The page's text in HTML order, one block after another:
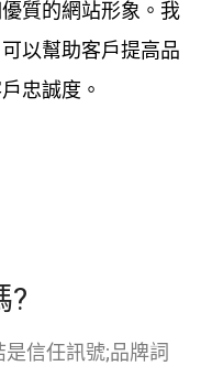
質的網站形象。我
以幫助客戶提高品
忠誠度。
?
信任訊號;品牌詞